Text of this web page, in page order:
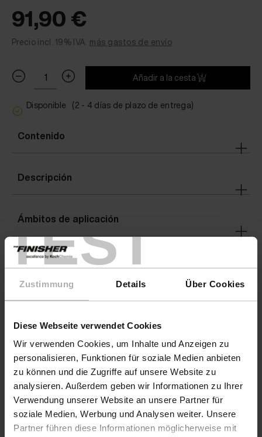
TEST
Zustimmung Details Über Cookies
Diese Webseite verwendet Cookies
Wir verwenden Cookies, um Inhalte und Anzeigen zu
personalisieren, Funktionen für soziale Medien anbieten
zu können und die Zugriffe auf unsere Website zu
analysieren. Außerdem geben wir Informationen zu Ihrer
Verwendung unserer Website an unsere Partner für
soziale Medien, Werbung und Analysen weiter. Unsere
Partner führen diese Informationen möglicherweise mit
91,90 €
Precio incl. 19% IVA. más gastos de envío
Añadir a la cesta
Disponible (2 - 4 días de plazo de entrega)
Contenido
Descripción
Ámbitos de aplicación
Recomendaciones de uso
Advertencias